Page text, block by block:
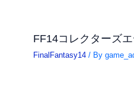
FF14コレクターズ
FinalFantasy14 / By